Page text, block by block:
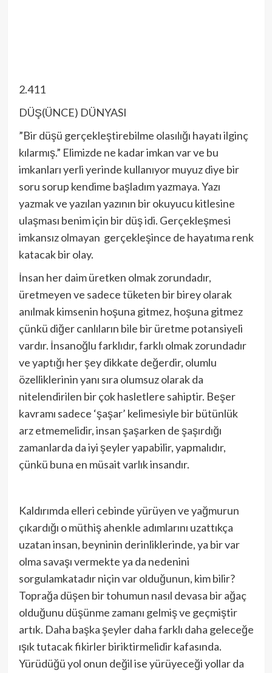
2.411
DÜŞ(ÜNCE) DÜNYASI
”Bir düşü gerçekleştirebilme olasılığı hayatı ilginç
kılarmış.” Elimizde ne kadar imkan var ve bu
imkanları yerli yerinde kullanıyor muyuz diye bir
soru sorup kendime başladım yazmaya. Yazı
yazmak ve yazılan yazının bir okuyucu kitlesine
ulaşması benim için bir düş idi. Gerçekleşmesi
imkansız olmayan gerçekleşince de hayatıma renk
katacak bir olay.
İnsan her daim üretken olmak zorundadır,
üretmeyen ve sadece tüketen bir birey olarak
anılmak kimsenin hoşuna gitmez, hoşuna gitmez
çünkü diğer canlıların bile bir üretme potansiyeli
vardır. İnsanoğlu farklıdır, farklı olmak zorundadır
ve yaptığı her şey dikkate değerdir, olumlu
özelliklerinin yanı sıra olumsuz olarak da
nitelendirilen bir çok hasletlere sahiptir. Beşer
kavramı sadece ‘şaşar’ kelimesiyle bir bütünlük
arz etmemelidir, insan şaşarken de şaşırdığı
zamanlarda da iyi şeyler yapabilir, yapmalıdır,
çünkü buna en müsait varlık insandır.
Kaldırımda elleri cebinde yürüyen ve yağmurun
çıkardığı o müthiş ahenkle adımlarını uzattıkça
uzatan insan, beyninin derinliklerinde, ya bir var
olma savaşı vermekte ya da nedenini
sorgulamkatadır niçin var olduğunun, kim bilir?
Toprağa düşen bir tohumun nasıl devasa bir ağaç
olduğunu düşünme zamanı gelmiş ve geçmiştir
artık. Daha başka şeyler daha farklı daha geleceğe
ışık tutacak fikirler biriktirmelidir kafasında.
Yürüdüğü yol onun değil ise yürüyeceği yollar da